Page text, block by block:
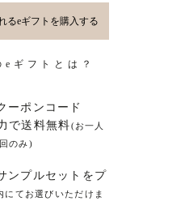
eギフトとは？
ーポンコード
で送料無料(お一人
のみ)
ンプルセットをプ
にてお選びいただけま